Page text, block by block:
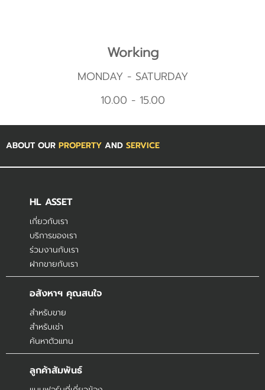
Working
MONDAY - SATURDAY
10.00 - 15.00
ABOUT OUR PROPERTY AND SERVICE
HL ASSET
เกี่ยวกับเรา
บริการของเรา
ร่วมงานกับเรา
ฝากขายกับเรา
อสังหาฯ คุณสนใจ
สำหรับขาย
สำหรับเช่า
ค้นหาตัวแทน
ลูกค้าสัมพันธ์